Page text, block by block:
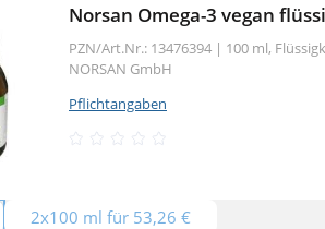
Norsan Omega-3 vegan
PZN/Art.Nr.: 13476394 | 100 ml,
NORSAN GmbH
Pflichtangaben
2x100 ml für 53,26 €